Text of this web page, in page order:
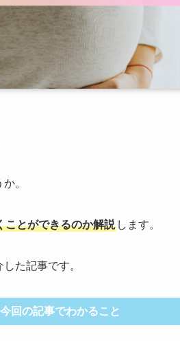
。
ことができるのか解説 します。
た記事です。
今回の記事でわかること